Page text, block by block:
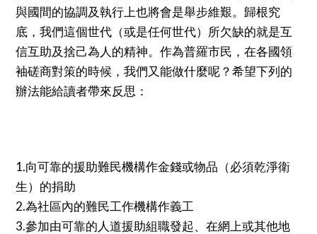
與國間的協調及執行上也將會是舉步維艱。歸根究
底，我們這個世代（或是任何世代）所欠缺的就是互
信互助及捨己為人的精神。作為普羅市民，在各國領
袖磋商對策的時候，我們又能做什麼呢？希望下列的
辦法能給讀者帶來反思：
1.向可靠的援助難民機構作金錢或物品（必須乾淨衛
生）的捐助
2.為社區內的難民工作機構作義工
3.參加由可靠的人道援助組職發起、在網上或其他地